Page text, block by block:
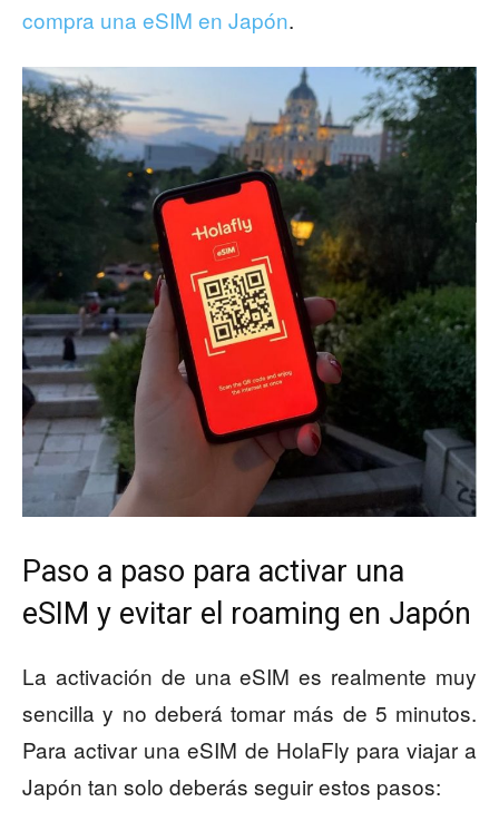
compra una eSIM en Japón.
Paso a paso para activar una
eSIM y evitar el roaming en Japón
La activación de una eSIM es realmente muy
sencilla y no deberá tomar más de 5 minutos.
Para activar una eSIM de HolaFly para viajar a
Japón tan solo deberás seguir estos pasos: